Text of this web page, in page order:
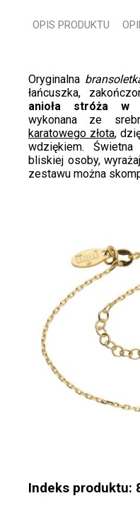
OPIS PRODUKTU
Oryginalna
łańcuszka,
anioła stróża w
wykonana ze
karatowego złota,
wdziękiem.
bliskiej osoby,
zestawu można
Indeks produktu: